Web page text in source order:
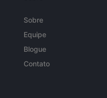
Sobre
Equipe
Blogue
Contato